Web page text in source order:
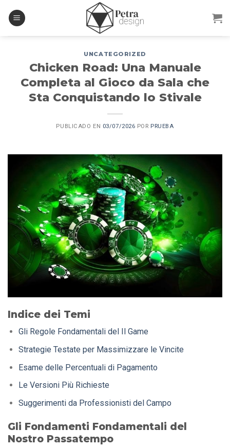
UNCATEGORIZED
Chicken Road: Una Manuale
Completa al Gioco da Sala che
Sta Conquistando lo Stivale
PUBLICADO EN 03/07/2026 POR PRUEBA
Indice dei Temi
Gli Regole Fondamentali del Il Game
Strategie Testate per Massimizzare le Vincite
Esame delle Percentuali di Pagamento
Le Versioni Più Richieste
Suggerimenti da Professionisti del Campo
Gli Fondamenti Fondamentali del
Nostro Passatempo